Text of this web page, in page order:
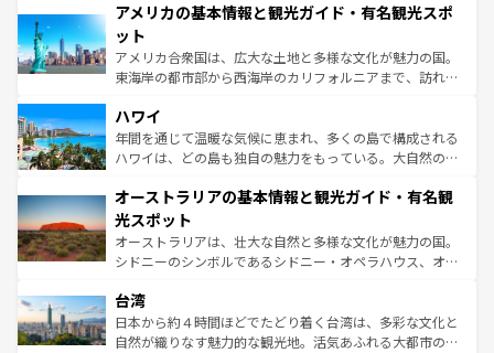
ンツ一覧を参照してほしい。
の建物がそのまま残る町や、スイスならではのユニークな
博物館もあり、アルプス観光だけでなく町歩きも満喫する
ことができる。国民の所得が高いため物価も高いが、旅行
者向けの交通パス提供のサービスもあり、うまく活用すれ
着のスイス情報は
アメリカの基本情報と観光ガイド・有名観光スポ
ット
アメリカ合衆国は、広大な土地と多様な文化が魅力の国。
東海岸の都市部から西海岸のカリフォルニアまで、訪れる
のような巨大都市は、観光、ショッピング、エンターテイ
ンメントが詰まった刺激的なスポットだ。一方、アメリカ
西部には大自然が広がり、グランドキャニオンやイエロー
部のニューオーリンズでは、音楽と美食が融合した独特の
文化が魅力。旅行者はアメリカの各地域で異なる魅力を楽
しみながら、その多様性と豊かな歴史を感じることができ
るだろう。車でのロードトリップや列車の旅も、アメリカ
情報は
ハワイ
年間を通じて温暖な気候に恵まれ、多くの島で構成される
ハワイは、どの島も独自の魅力をもっている。大自然の神
ワイ島は見逃せない。また、定番の観光地といえばオアフ
島だが、静かな自然を求めるならマウイ島やカウアイ島が
おすすめ。エメラルドグリーンに輝く海をはじめ、豊かな
文化や歴史が息づいている。「アロハスピリット」と呼ば
人々、おいしいローカルフードやハワイアンミュージッ
ク、伝統的なフラダンスなど、すべてがハワイの魅力を彩
っている。訪れるたびに新しい発見と感動が待っているハ
オーストラリアの基本情報と観光ガイド・有名観
光スポット
オーストラリアは、壮大な自然と多様な文化が魅力の国。
シドニーのシンボルであるシドニー・オペラハウス、オー
リアリーフや大陸中央部にそびえるウルル（エアーズロッ
ク）、タスマニアの美しい原生林やケアンズの熱帯雨林な
ど、見どころがたくさん。また、カフェやワイン、オージ
台湾
日本から約４時間ほどでたどり着く台湾は、多彩な文化と
自然が織りなす魅力的な観光地。活気あふれる大都市の台